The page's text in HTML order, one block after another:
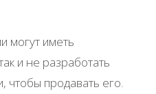
могут иметь
и не разработать
чтобы продавать его.